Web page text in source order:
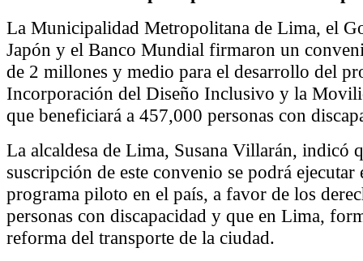
La Municipalidad Metropolitana de Lima, el
Japón y el Banco Mundial firmaron un
de 2 millones y medio para el desarrollo del
Incorporación del Diseño Inclusivo y la
que beneficiará a 457,000 personas con
La alcaldesa de Lima, Susana Villarán, indicó
suscripción de este convenio se podrá ejecutar
programa piloto en el país, a favor de los
personas con discapacidad y que en Lima,
reforma del transporte de la ciudad.